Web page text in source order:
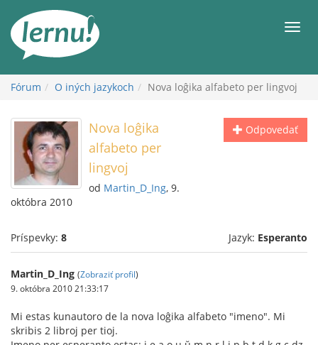
obsah
Fórum O iných jazykoch Nova loĝika alfabeto per lingvoj
Odpovedať
Nova loĝika
alfabeto per
lingvoj
od Martin_D_Ing, 9.
októbra 2010
Príspevky: 8 Jazyk: Esperanto
Martin_D_Ing (Zobraziť profil)
9. októbra 2010 21:33:17
Mi estas kunautoro de la nova loĝika alfabeto "imeno". Mi
skribis 2 libroj per tioj.